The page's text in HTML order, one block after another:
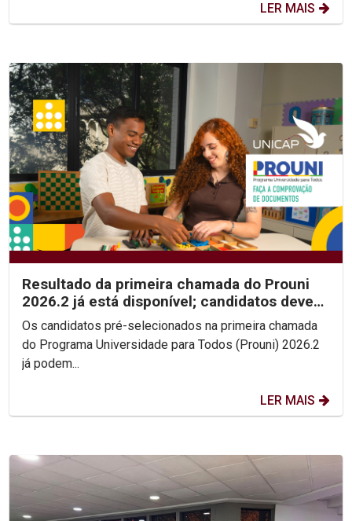
LER MAIS
Resultado da primeira chamada do Prouni
2026.2 já está disponível; candidatos devem
enviar...
Os candidatos pré-selecionados na primeira chamada
do Programa Universidade para Todos (Prouni) 2026.2
já podem...
LER MAIS